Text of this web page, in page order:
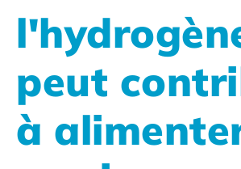
peut
à